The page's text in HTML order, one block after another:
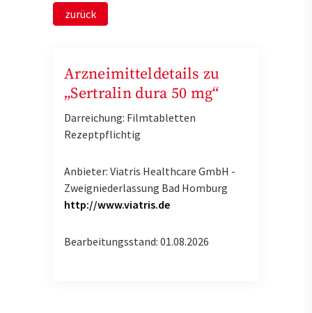
zurück
Arzneimitteldetails zu
„Sertralin dura 50 mg“
Darreichung: Filmtabletten
Rezeptpflichtig
Anbieter: Viatris Healthcare GmbH -
Zweigniederlassung Bad Homburg
http://www.viatris.de
Bearbeitungsstand: 01.08.2026